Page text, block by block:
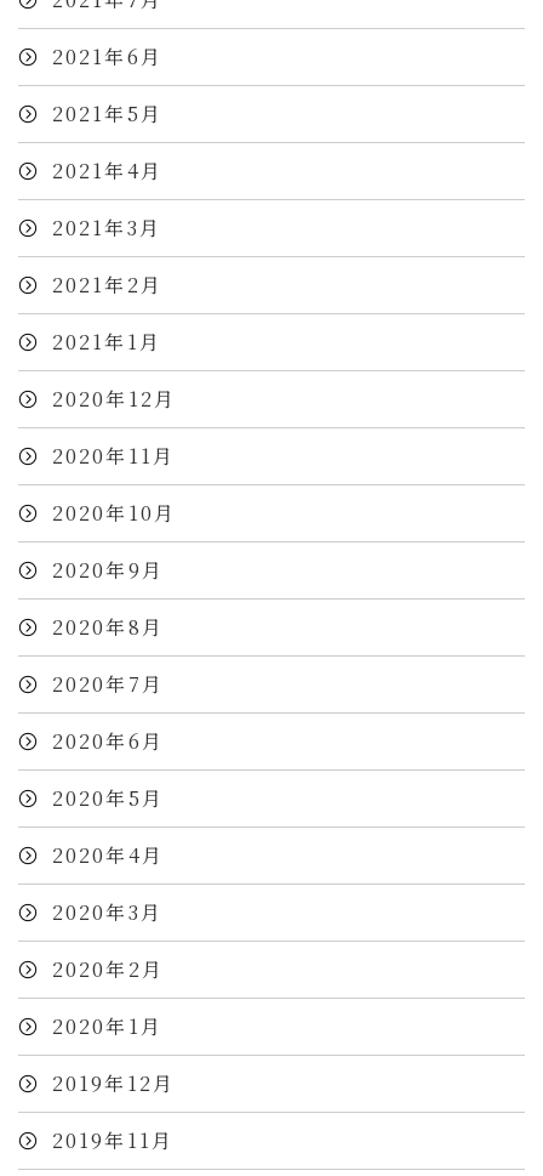
2021年6月
2021年5月
2021年4月
2021年3月
2021年2月
2021年1月
2020年12月
2020年11月
2020年10月
2020年9月
2020年8月
2020年7月
2020年6月
2020年5月
2020年4月
2020年3月
2020年2月
2020年1月
2019年12月
2019年11月